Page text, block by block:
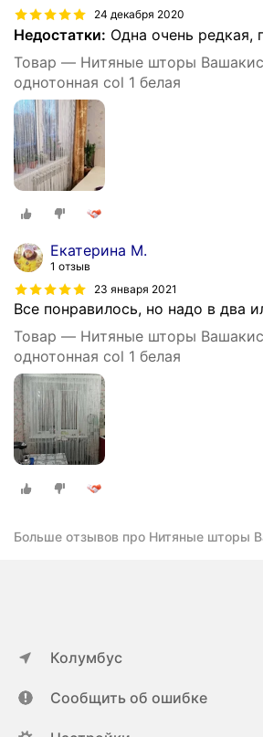
24 декабря 2020
Недостатки: Одна очень редкая,
Товар — Нитяные шторы
однотонная col 1 белая
Екатерина М.
1 отзыв
23 января 2021
Все понравилось, но надо в два
Товар — Нитяные шторы
однотонная col 1 белая
Больше отзывов про Нитяные шторы
Колумбус
Сообщить об ошибке